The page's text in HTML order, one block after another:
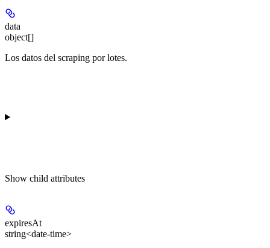
data
object[]
Los datos del scraping por lotes.
Show child attributes
expiresAt
string<date-time>